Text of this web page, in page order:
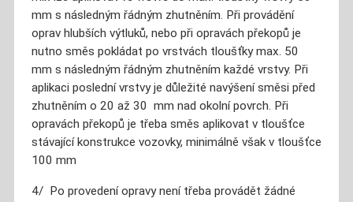
mm s následným řádným zhutněním. Při provádění
oprav hlubších výtluků, nebo při opravách překopů je
nutno směs pokládat po vrstvách tloušťky max. 50
mm s následným řádným zhutněním každé vrstvy. Při
aplikaci poslední vrstvy je důležité navýšení směsi před
zhutněním o 20 až 30 mm nad okolní povrch. Při
opravách překopů je třeba směs aplikovat v tloušťce
stávající konstrukce vozovky, minimálně však v tloušťce
100 mm
4/ Po provedení opravy není třeba provádět žádné